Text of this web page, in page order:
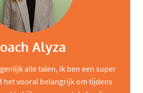
Alyza
alle talen, ik ben een super
het vooral belangrijk om tijdens